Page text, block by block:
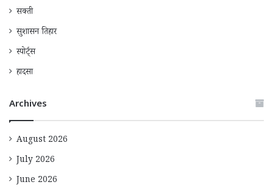
सक्ती
सुशासन तिहार
स्पोर्ट्स
हादसा
Archives
August 2026
July 2026
June 2026